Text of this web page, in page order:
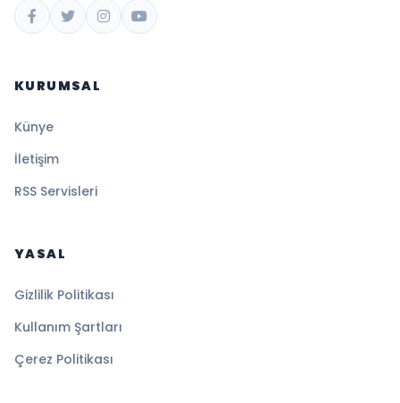
KURUMSAL
Künye
İletişim
RSS Servisleri
YASAL
Gizlilik Politikası
Kullanım Şartları
Çerez Politikası